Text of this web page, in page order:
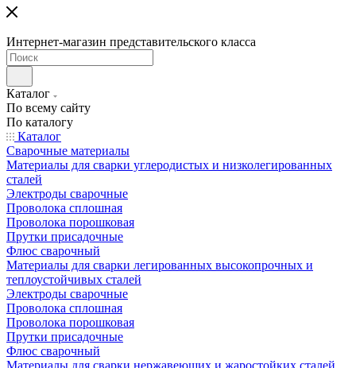
Интернет-магазин представительского класса
Каталог
По всему сайту
По каталогу
Каталог
Сварочные материалы
Материалы для сварки углеродистых и низколегированных
сталей
Электроды сварочные
Проволока сплошная
Проволока порошковая
Прутки присадочные
Флюс сварочный
Материалы для сварки легированных высокопрочных и
теплоустойчивых сталей
Электроды сварочные
Проволока сплошная
Проволока порошковая
Прутки присадочные
Флюс сварочный
Материалы для сварки нержавеющих и жаростойких сталей